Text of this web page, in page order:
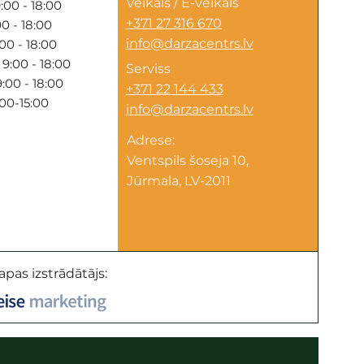
- 18:00
- 18:00
- 18:00
- 18:00
- 18:00
15:00
+371 27 316 670
info@darzacentrs.lv
Serviss
+371 22 144 433
info@darzacentrs.lv
Adrese:
Ventspils šoseja 10,
Jūrmala, LV-2011
izstrādātājs: